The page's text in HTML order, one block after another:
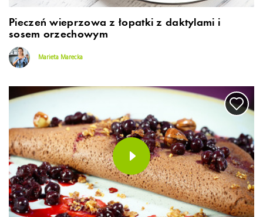
Pieczeń wieprzowa z łopatki z daktylami i
sosem orzechowym
Marieta Marecka